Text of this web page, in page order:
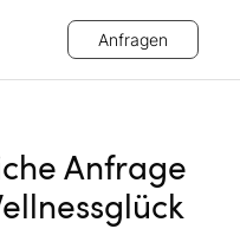
Anfragen
Anfrage